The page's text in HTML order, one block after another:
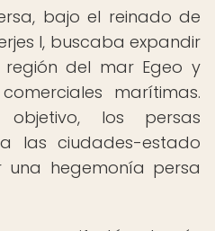
bajo el reinado de
I, buscaba expandir
del mar Egeo y
marítimas.
los persas
las ciudades-estado
una hegemonía persa